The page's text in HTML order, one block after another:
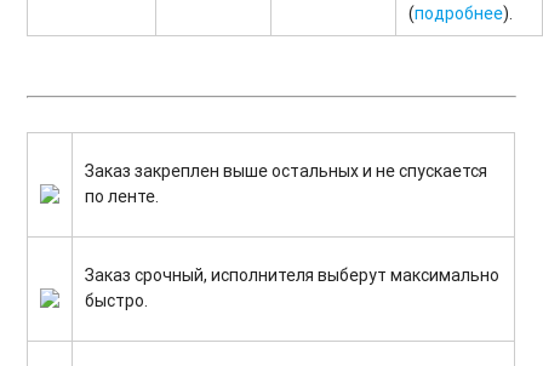
(подробнее).
Заказ закреплен выше остальных и не спускается
по ленте.
Заказ срочный, исполнителя выберут максимально
быстро.